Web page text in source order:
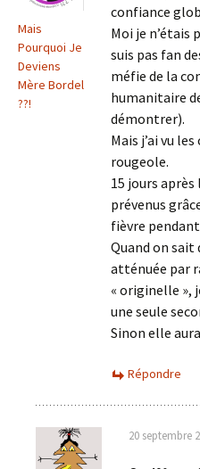
Mais
Pourquoi Je
Deviens
Mère Bordel
??!
confiance
Moi je n’étais
suis pas fan
méfie de la
humanitaire
démontrer).
Mais j’ai vu
rougeole.
15 jours
prévenus
fièvre
Quand on sait
atténuée par
« originelle »,
une seule
Sinon elle
Répondre
20 septembre